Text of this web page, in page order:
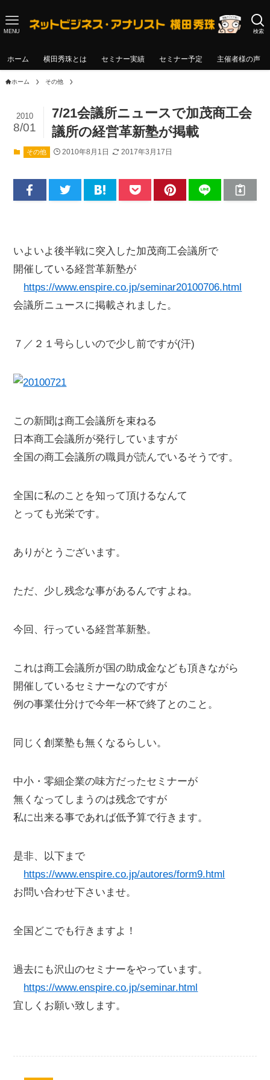
検索
MENU
ホーム 横田秀珠とは セミナー実績 セミナー予定 主催者様の声
ホーム その他
7/21会議所ニュースで加茂商工会
議所の経営革新塾が掲載
2010
8/01
その他 2010年8月1日 2017年3月17日
いよいよ後半戦に突入した加茂商工会議所で
開催している経営革新塾が
https://www.enspire.co.jp/seminar20100706.html
会議所ニュースに掲載されました。
７／２１号らしいので少し前ですが(汗)
この新聞は商工会議所を束ねる
日本商工会議所が発行していますが
全国の商工会議所の職員が読んでいるそうです。
全国に私のことを知って頂けるなんて
とっても光栄です。
ありがとうございます。
ただ、少し残念な事があるんですよね。
今回、行っている経営革新塾。
これは商工会議所が国の助成金なども頂きながら
開催しているセミナーなのですが
例の事業仕分けで今年一杯で終了とのこと。
同じく創業塾も無くなるらしい。
中小・零細企業の味方だったセミナーが
無くなってしまうのは残念ですが
私に出来る事であれば低予算で行きます。
是非、以下まで
https://www.enspire.co.jp/autores/form9.html
お問い合わせ下さいませ。
全国どこでも行きますよ！
過去にも沢山のセミナーをやっています。
https://www.enspire.co.jp/seminar.html
宜しくお願い致します。